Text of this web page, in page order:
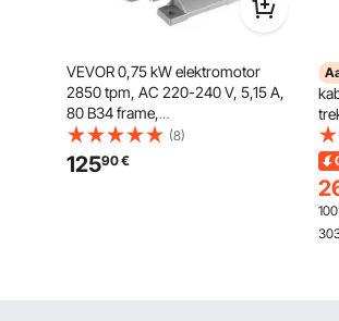
VEVOR 0,75 kW elektromotor
2850 tpm, AC 220-240 V, 5,15 A,
80 B34 frame,
luchtcompressormotor, eenfase,
19 mm spline-as,
voorwaartse/achterwaartse rotatie
(8)
12590€